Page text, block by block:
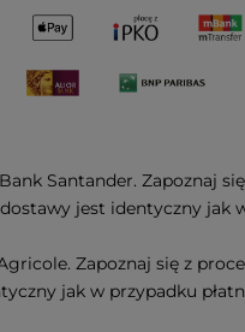
Santander. Zapoznaj
jest identyczny jak
Zapoznaj się z
jak w przypadku